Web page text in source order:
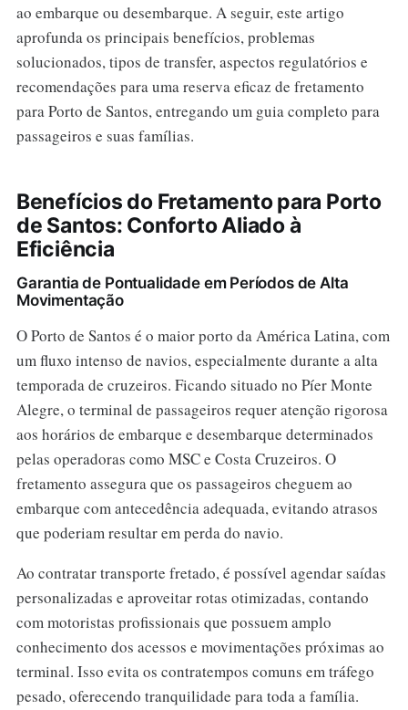
ao embarque ou desembarque. A seguir, este artigo
aprofunda os principais benefícios, problemas
solucionados, tipos de transfer, aspectos regulatórios e
recomendações para uma reserva eficaz de fretamento
para Porto de Santos, entregando um guia completo para
passageiros e suas famílias.
Benefícios do Fretamento para Porto
de Santos: Conforto Aliado à
Eficiência
Garantia de Pontualidade em Períodos de Alta
Movimentação
O Porto de Santos é o maior porto da América Latina, com
um fluxo intenso de navios, especialmente durante a alta
temporada de cruzeiros. Ficando situado no Píer Monte
Alegre, o terminal de passageiros requer atenção rigorosa
aos horários de embarque e desembarque determinados
pelas operadoras como MSC e Costa Cruzeiros. O
fretamento assegura que os passageiros cheguem ao
embarque com antecedência adequada, evitando atrasos
que poderiam resultar em perda do navio.
Ao contratar transporte fretado, é possível agendar saídas
personalizadas e aproveitar rotas otimizadas, contando
com motoristas profissionais que possuem amplo
conhecimento dos acessos e movimentações próximas ao
terminal. Isso evita os contratempos comuns em tráfego
pesado, oferecendo tranquilidade para toda a família.